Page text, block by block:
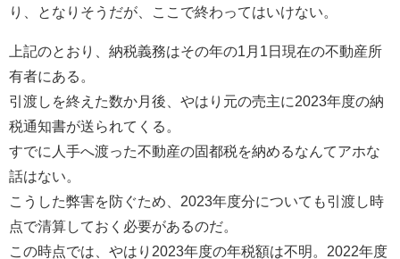
り、となりそうだが、ここで終わってはいけない。
上記のとおり、納税義務はその年の1月1日現在の不動産所
有者にある。
引渡しを終えた数か月後、やはり元の売主に2023年度の納
税通知書が送られてくる。
すでに人手へ渡った不動産の固都税を納めるなんてアホな
話はない。
こうした弊害を防ぐため、2023年度分についても引渡し時
点で清算しておく必要があるのだ。
この時点では、やはり2023年度の年税額は不明。2022年度